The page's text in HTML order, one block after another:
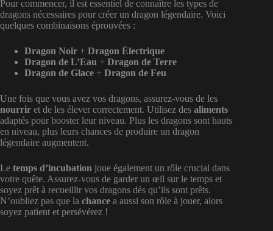
Pour commencer, il est essentiel de connaître les types de
dragons nécessaires pour créer un dragon légendaire. Voici
quelques combinaisons éprouvées :
Dragon Noir + Dragon Électrique
Dragon de L’Eau + Dragon de Terre
Dragon de Glace + Dragon de Feu
Une fois que vous avez vos dragons, assurez-vous de les
nourrir et de les élever correctement. Utilisez des aliments
adaptés pour booster leur niveau. Plus les dragons sont hauts
en niveau, plus leurs chances de produire un dragon
légendaire augmentent.
Le temps d’incubation joue également un rôle crucial dans
votre quête. Assurez-vous de garder un œil sur le temps et
soyez prêt à recueillir vos dragons dès qu’ils sont prêts.
N’oubliez pas que la chance a aussi son rôle à jouer, alors
soyez patient et persévérez !